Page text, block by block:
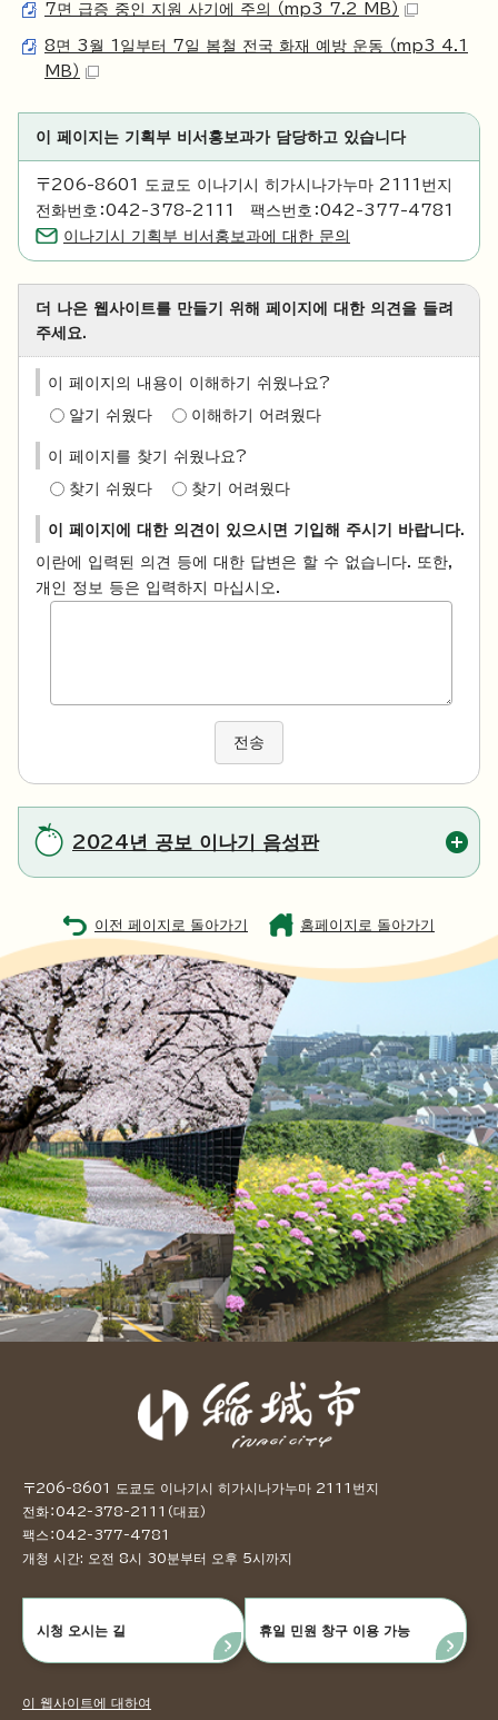
7면 급증 중인 지원 사기에 주의 （mp3 7.2 MB）
8면 3월 1일부터 7일 봄철 전국 화재 예방 운동 （mp3 4.1
MB）
이 페이지는 기획부 비서홍보과가 담당하고 있습니다
〒206-8601 도쿄도 이나기시 히가시나가누마 2111번지
전화번호：042-378-2111 팩스번호：042-377-4781
이나기시 기획부 비서홍보과에 대한 문의
더 나은 웹사이트를 만들기 위해 페이지에 대한 의견을 들려
주세요.
이 페이지의 내용이 이해하기 쉬웠나요?
알기 쉬웠다 이해하기 어려웠다
이 페이지를 찾기 쉬웠나요?
찾기 쉬웠다 찾기 어려웠다
이 페이지에 대한 의견이 있으시면 기입해 주시기 바랍니다.
이란에 입력된 의견 등에 대한 답변은 할 수 없습니다. 또한,
개인 정보 등은 입력하지 마십시오.
전송
2024년 공보 이나기 음성판
이전 페이지로 돌아가기 홈페이지로 돌아가기
〒206-8601 도쿄도 이나기시 히가시나가누마 2111번지
전화：042-378-2111（대표）
팩스：042-377-4781
개청 시간: 오전 8시 30분부터 오후 5시까지
시청 오시는 길 휴일 민원 창구 이용 가능
이 웹사이트에 대하여